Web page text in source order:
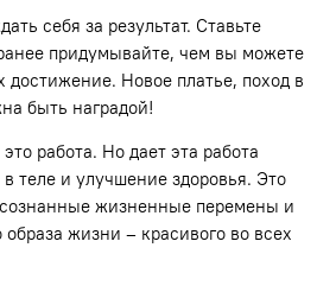
себя за результат. Ставьте
придумывайте, чем вы можете
достижение. Новое платье, поход в
быть наградой!
работа. Но дает эта работа
теле и улучшение здоровья. Это
жизненные перемены и
жизни – красивого во всех